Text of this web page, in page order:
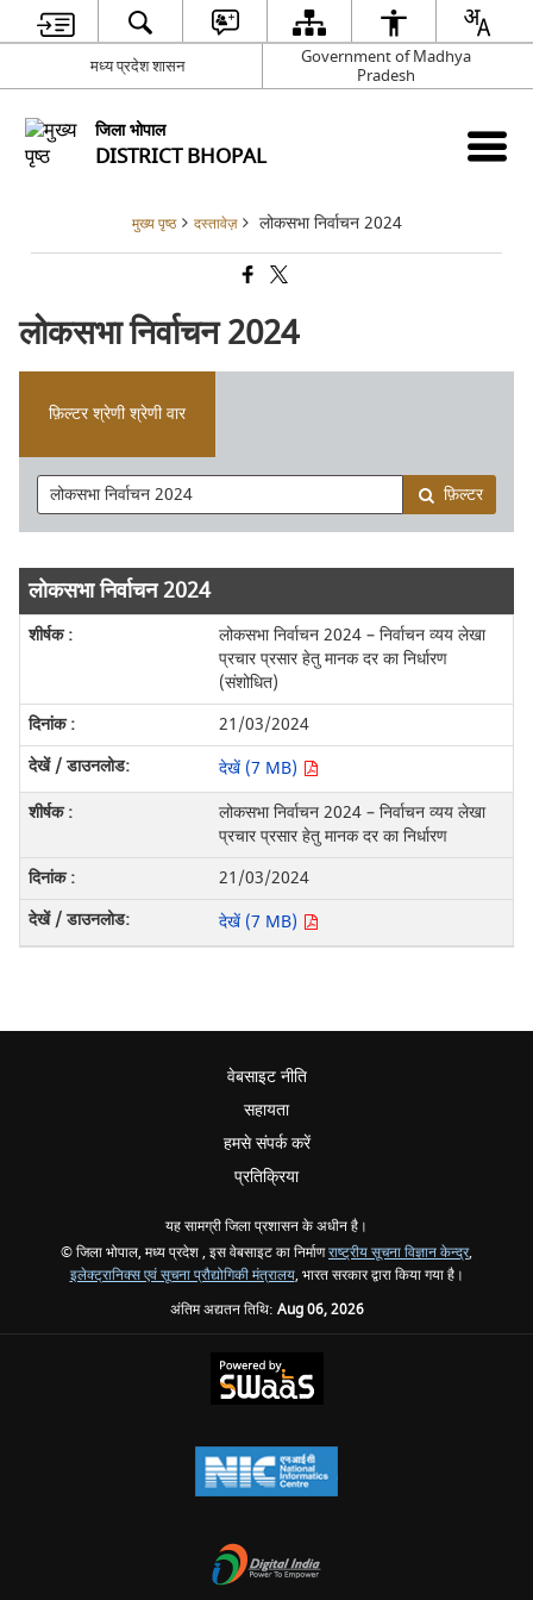
मध्य प्रदेश शासन
Government of Madhya
Pradesh
जिला भोपाल
DISTRICT BHOPAL
मुख्य पृष्ठ दस्तावेज़ लोकसभा निर्वाचन 2024
लोकसभा निर्वाचन 2024
फ़िल्टर श्रेणी श्रेणी वार
फ़िल्टर
लोकसभा निर्वाचन 2024
लोकसभा निर्वाचन 2024 – निर्वाचन व्यय लेखा
प्रचार प्रसार हेतु मानक दर का निर्धारण
(संशोधित)
21/03/2024
देखें (7 MB)
लोकसभा निर्वाचन 2024 – निर्वाचन व्यय लेखा
प्रचार प्रसार हेतु मानक दर का निर्धारण
21/03/2024
देखें (7 MB)
वेबसाइट नीति
सहायता
हमसे संपर्क करें
प्रतिक्रिया
यह सामग्री जिला प्रशासन के अधीन है।
© जिला भोपाल, मध्य प्रदेश , इस वेबसाइट का निर्माणराष्ट्रीय सूचना विज्ञान केन्द्र,
इलेक्ट्रानिक्स एवं सूचना प्रौद्योगिकी मंत्रालय, भारत सरकार द्वारा किया गया है।
अंतिम अद्यतन तिथि: Aug 06, 2026